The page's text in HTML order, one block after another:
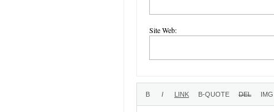
Site Web: